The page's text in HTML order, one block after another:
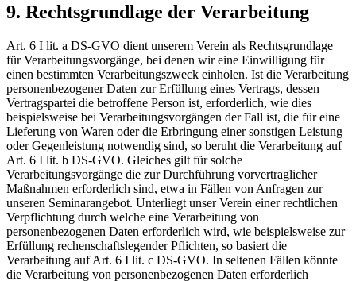
9. Rechtsgrundlage der Verarbeitung
Art. 6 I lit. a DS-GVO dient unserem Verein als Rechtsgrundlage
für Verarbeitungsvorgänge, bei denen wir eine Einwilligung für
einen bestimmten Verarbeitungszweck einholen. Ist die Verarbeitung
personenbezogener Daten zur Erfüllung eines Vertrags, dessen
Vertragspartei die betroffene Person ist, erforderlich, wie dies
beispielsweise bei Verarbeitungsvorgängen der Fall ist, die für eine
Lieferung von Waren oder die Erbringung einer sonstigen Leistung
oder Gegenleistung notwendig sind, so beruht die Verarbeitung auf
Art. 6 I lit. b DS-GVO. Gleiches gilt für solche
Verarbeitungsvorgänge die zur Durchführung vorvertraglicher
Maßnahmen erforderlich sind, etwa in Fällen von Anfragen zur
unseren Seminarangebot. Unterliegt unser Verein einer rechtlichen
Verpflichtung durch welche eine Verarbeitung von
personenbezogenen Daten erforderlich wird, wie beispielsweise zur
Erfüllung rechenschaftslegender Pflichten, so basiert die
Verarbeitung auf Art. 6 I lit. c DS-GVO. In seltenen Fällen könnte
die Verarbeitung von personenbezogenen Daten erforderlich